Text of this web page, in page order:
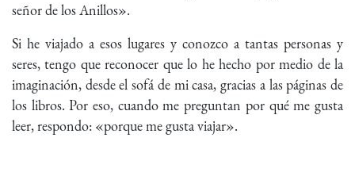
señor de los Anillos».
Si he viajado a esos lugares y conozco a tantas personas y
seres, tengo que reconocer que lo he hecho por medio de la
imaginación, desde el sofá de mi casa, gracias a las páginas de
los libros. Por eso, cuando me preguntan por qué me gusta
leer, respondo: «porque me gusta viajar».